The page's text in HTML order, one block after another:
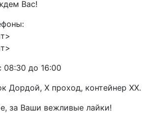
Вас!
до 16:00
Дордой, X проход, контейнер XX.
за Ваши вежливые лайки!